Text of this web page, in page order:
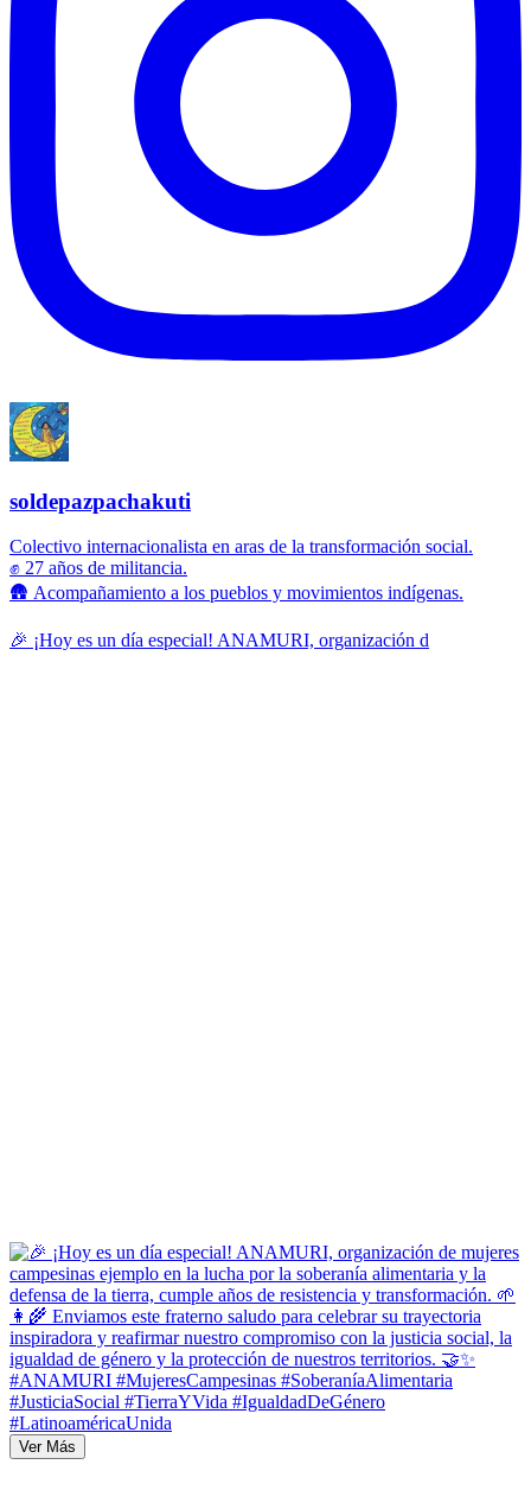
soldepazpachakuti
Colectivo internacionalista en aras de la transformación social.
✊ 27 años de militancia.
🛖 Acompañamiento a los pueblos y movimientos indígenas.
🎉 ¡Hoy es un día especial! ANAMURI, organización d
Ver Más